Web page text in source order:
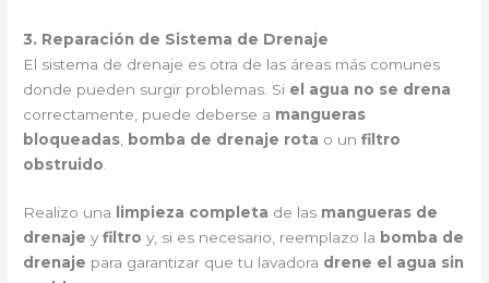
3. Reparación de Sistema de Drenaje
El sistema de drenaje es otra de las áreas más comunes
donde pueden surgir problemas. Si el agua no se drena
correctamente, puede deberse a mangueras
bloqueadas bomba de drenaje rota o unfiltro
obstruido
Realizo una limpieza completa de las mangueras de
drenaje yfiltro y, si es necesario, reemplazo la bomba de
drenaje para garantizar que tu lavadora drene el agua sin